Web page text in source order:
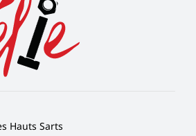
Hauts Sarts